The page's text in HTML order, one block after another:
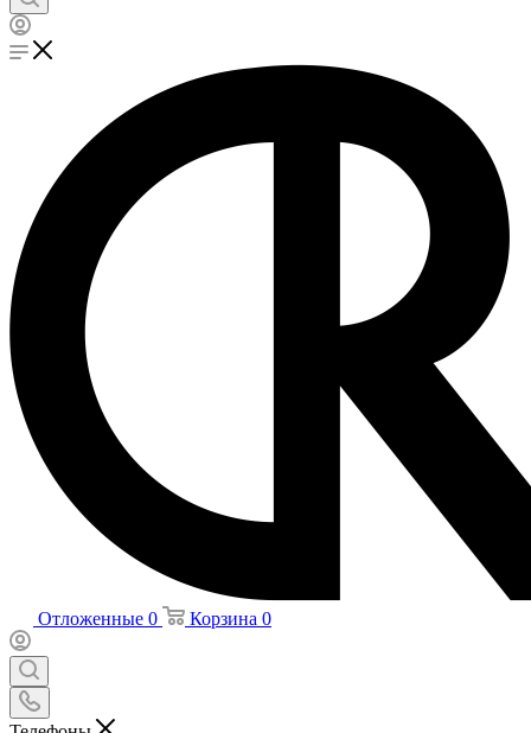
Отложенные 0 Корзина 0